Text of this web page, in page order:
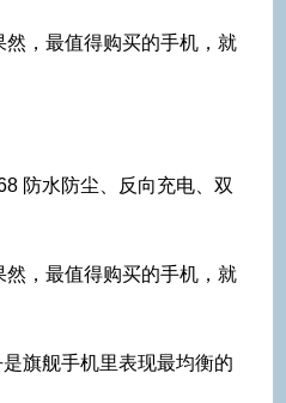
防水防尘、反向充电、双
旗舰手机里表现最均衡的